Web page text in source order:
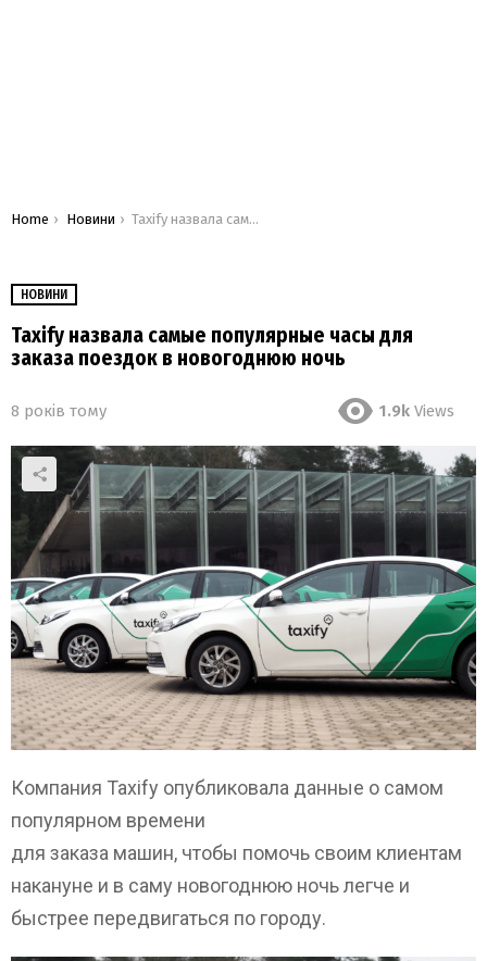
You are here:
Home Новини Taxify назвала самые популярные часы для заказа поездок в новогоднюю ночь
НОВИНИ
Taxify назвала самые популярные часы для
заказа поездок в новогоднюю ночь
8 років тому 1.9k Views
Компания Taxify опубликовала данные о самом
популярном времени
для заказа машин, чтобы помочь своим клиентам
накануне и в саму новогоднюю ночь легче и
быстрее передвигаться по городу.